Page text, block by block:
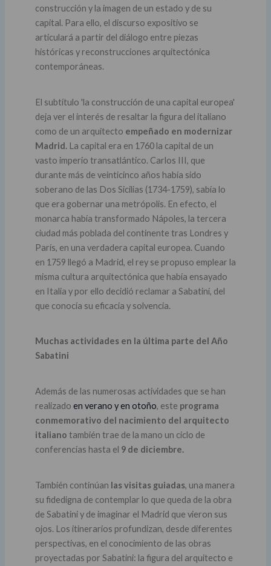
construcción y la imagen de un estado y de su
capital. Para ello, el discurso expositivo se
articulará a partir del diálogo entre piezas
históricas y reconstrucciones arquitectónica
contemporáneas.
El subtítulo 'la construcción de una capital europea'
deja ver el interés de resaltar la figura del italiano
como de un arquitecto empeñado en modernizar
Madrid.La capital era en 1760 la capital de un
vasto imperio transatlántico. Carlos III, que
durante más de veinticinco años había sido
soberano de las Dos Sicilias (1734-1759), sabía lo
que era gobernar una metrópolis. En efecto, el
monarca había transformado Nápoles, la tercera
ciudad más poblada del continente tras Londres y
París, en una verdadera capital europea. Cuando
en 1759 llegó a Madrid, el rey se propuso emplear la
misma cultura arquitectónica que había ensayado
en Italia y por ello decidió reclamar a Sabatini, del
que conocía su eficacia y solvencia.
Muchas actividades en la última parte del Año
Sabatini
Además de las numerosas actividades que se han
realizado en verano y en otoño, este programa
conmemorativo del nacimiento del arquitecto
italiano también trae de la mano un ciclo de
conferencias hasta el 9 de diciembre.
También continúan las visitas guiadas, una manera
su fidedigna de contemplar lo que queda de la obra
de Sabatini y de imaginar el Madrid que vieron sus
ojos. Los itinerarios profundizan, desde diferentes
perspectivas, en el conocimiento de las obras
proyectadas por Sabatini: la figura del arquitecto e